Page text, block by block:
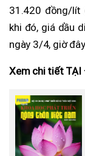
31.420 đồng/lít
khi đó, giá dầu
ngày 3/4, giờ
Xem chi tiết TẠI